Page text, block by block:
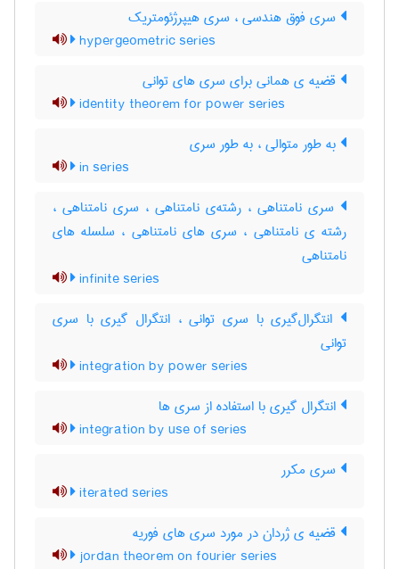
سری فوق هندسی ، سری هیپرژئومتریک
hypergeometric series
قضیه ی همانی برای سری های توانی
identity theorem for power series
به طور متوالی ، به طور سری
in series
سری‌ نامتناهی ، رشته‌ی نامتناهی ، سری نامتناهی ،
رشته ی نامتناهی ، سری های نامتناهی ، سلسله های
نامتناهی
infinite series
انتگرال‌گیری با سری توانی ، انتگرال گیری با سری
توانی
integration by power series
انتگرال گیری با استفاده از سری ها
integration by use of series
سری مکرر
iterated series
قضیه ی ژردان در مورد سری های فوریه
jordan theorem on fourier series